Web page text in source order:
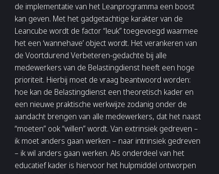
de implementatie van het Leanprogramma een boost
kan geven. Met het gadgetachtige karakter van de
Leancube wordt de factor “leuk” toegevoegd waarmee
het een ‘wannehave’ object wordt. Het verankeren van
de Voortdurend Verbeteren-gedachte bij alle
medewerkers van de Belastingdienst heeft een hoge
prioriteit. Hierbij moet de vraag beantwoord worden:
hoe kan de Belastingdienst een theoretisch kader en
een nieuwe praktische werkwijze zodanig onder de
aandacht brengen van alle medewerkers, dat het naast
“moeten” ook “willen” wordt. Van extrinsiek gedreven –
ik moet anders gaan werken – naar intrinsiek gedreven
– ik wil anders gaan werken. Als onderdeel van het
educatief kader is hiervoor het hulpmiddel ontworpen